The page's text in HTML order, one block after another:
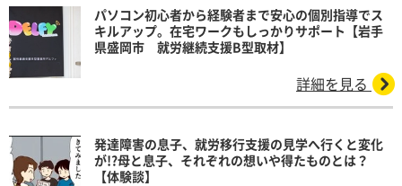
パソコン初心者から経験者まで安心の個別指導でス
キルアップ。在宅ワークもしっかりサポート【岩手
県盛岡市 就労継続支援B型取材】
詳細を見る
発達障害の息子、就労移行支援の見学へ行くと変化
が!?母と息子、それぞれの想いや得たものとは？
【体験談】